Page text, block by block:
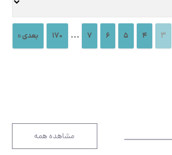
3
4
5
6
7
...
170 بعدی »
مشاهده همه